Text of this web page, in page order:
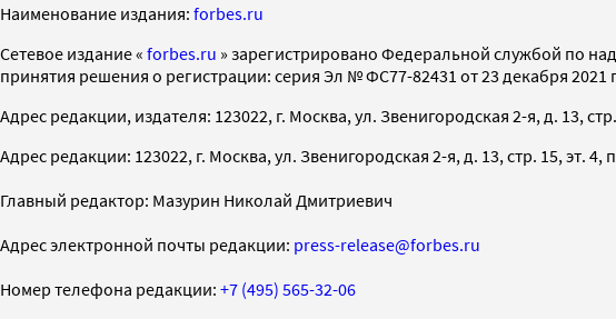
Наименование издания: forbes.ru
Cетевое издание « forbes.ru » зарегистрировано Федеральной службой по
принятия решения о регистрации: серия Эл № ФС77-82431 от 23 декабря 2021
Адрес редакции, издателя: 123022, г. Москва, ул. Звенигородская 2-я, д. 13,
Адрес редакции: 123022, г. Москва, ул. Звенигородская 2-я, д. 13, стр. 15, эт. 4,
Главный редактор: Мазурин Николай Дмитриевич
Адрес электронной почты редакции: press-release@forbes.ru
Номер телефона редакции: +7 (495) 565-32-06